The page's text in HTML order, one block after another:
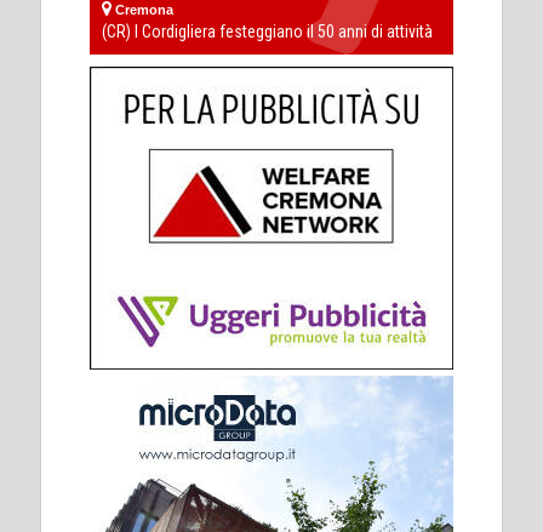
Cremona
(CR) I Cordigliera festeggiano il 50 anni di attività